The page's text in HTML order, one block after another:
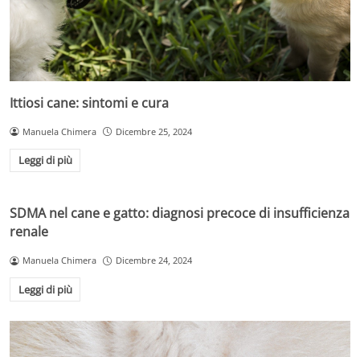
Ittiosi cane: sintomi e cura
Manuela Chimera Dicembre 25, 2024
Leggi di più
SDMA nel cane e gatto: diagnosi precoce di insufficienza
renale
Manuela Chimera Dicembre 24, 2024
Leggi di più